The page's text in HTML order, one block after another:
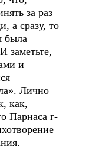
за раз
а сразу, то
была
заметьте,
и
Лично
как,
Парнаса г-